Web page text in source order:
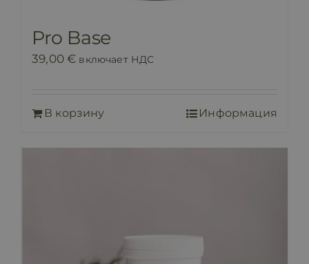
Pro Base
39,00€ включает НДС
В корзину Информация